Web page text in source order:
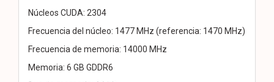
Núcleos CUDA: 2304
Frecuencia del núcleo: 1477 MHz (referencia: 1470 MHz)
Frecuencia de memoria: 14000 MHz
Memoria: 6 GB GDDR6